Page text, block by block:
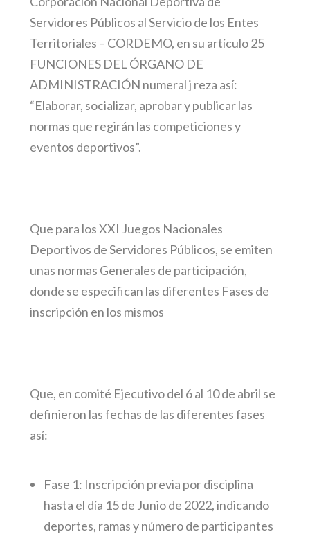
Servidores Públicos al Servicio de los Entes
Territoriales – CORDEMO, en su artículo 25
FUNCIONES DEL ÓRGANO DE
ADMINISTRACIÓN numeral j reza así:
“Elaborar, socializar, aprobar y publicar las
normas que regirán las competiciones y
eventos deportivos”.
Que para los XXI Juegos Nacionales
Deportivos de Servidores Públicos, se emiten
unas normas Generales de participación,
donde se especifican las diferentes Fases de
inscripción en los mismos
Que, en comité Ejecutivo del 6 al 10 de abril se
definieron las fechas de las diferentes fases
así:
Fase 1: Inscripción previa por disciplina
hasta el día 15 de Junio de 2022, indicando
deportes, ramas y número de participantes